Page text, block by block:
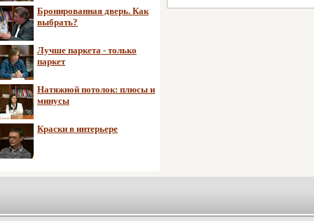
Бронированная дверь. Как
выбрать?
Лучше паркета - только
паркет
Натяжной потолок: плюсы и
минусы
Краски в интерьере